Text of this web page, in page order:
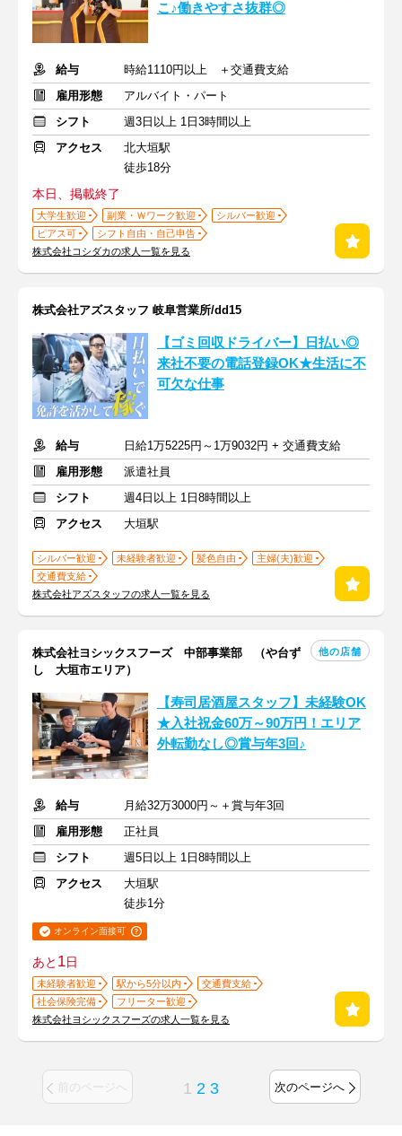
こ♪働きやすさ抜群◎
給与
時給1110円以上 ＋交通費支給
雇用形態
アルバイト・パート
シフト
週3日以上 1日3時間以上
アクセス
北大垣駅
徒歩18分
本日、掲載終了
大学生歓迎 副業・Ｗワーク歓迎
シルバー歓迎
ピアス可
シフト自由・自己申告
株式会社コシダカの求人一覧を見る
株式会社アズスタッフ 岐阜営業所/dd15
【ゴミ回収ドライバー】日払い◎
来社不要の電話登録OK★生活に不
可欠な仕事
給与
日給1万5225円～1万9032円 + 交通費支給
雇用形態
派遣社員
シフト
週4日以上 1日8時間以上
アクセス
大垣駅
シルバー歓迎 未経験者歓迎 髪色自由
主婦(夫)歓迎
交通費支給
株式会社アズスタッフの求人一覧を見る
株式会社ヨシックスフーズ 中部事業部 （や台ず
し 大垣市エリア）
他の店舗
【寿司居酒屋スタッフ】未経験OK
★入社祝金60万～90万円！エリア
外転勤なし◎賞与年3回♪
給与
月給32万3000円～＋賞与年3回
雇用形態
正社員
シフト
週5日以上 1日8時間以上
アクセス
大垣駅
徒歩1分
オンライン面接可
あと 1日
未経験者歓迎 駅から5分以内
交通費支給
社会保険完備
フリーター歓迎
株式会社ヨシックスフーズの求人一覧を見る
前のページへ 1 2 3 次のページへ